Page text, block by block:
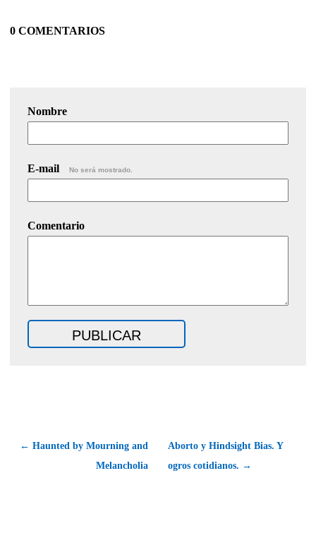
0 COMENTARIOS
Nombre
E-mail No será mostrado.
Comentario
← Haunted by Mourning and
Melancholia
Aborto y Hindsight Bias. Y
ogros cotidianos. →